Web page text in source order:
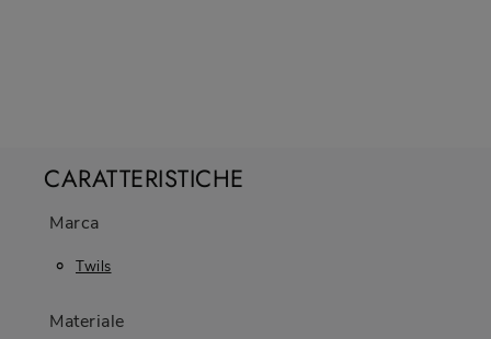
CARATTERISTICHE
Marca
Twils
Materiale